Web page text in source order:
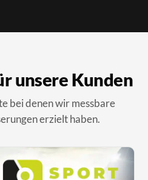
unsere Kunden
bei denen wir messbare
erzielt haben.